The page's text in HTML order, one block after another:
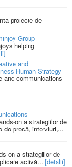
proiecte de
Group
helping
and
Human Strategy
and communications
on a strategiilor de
de presă, interviuri,...
on a strategiilor de
activă... [detalii]